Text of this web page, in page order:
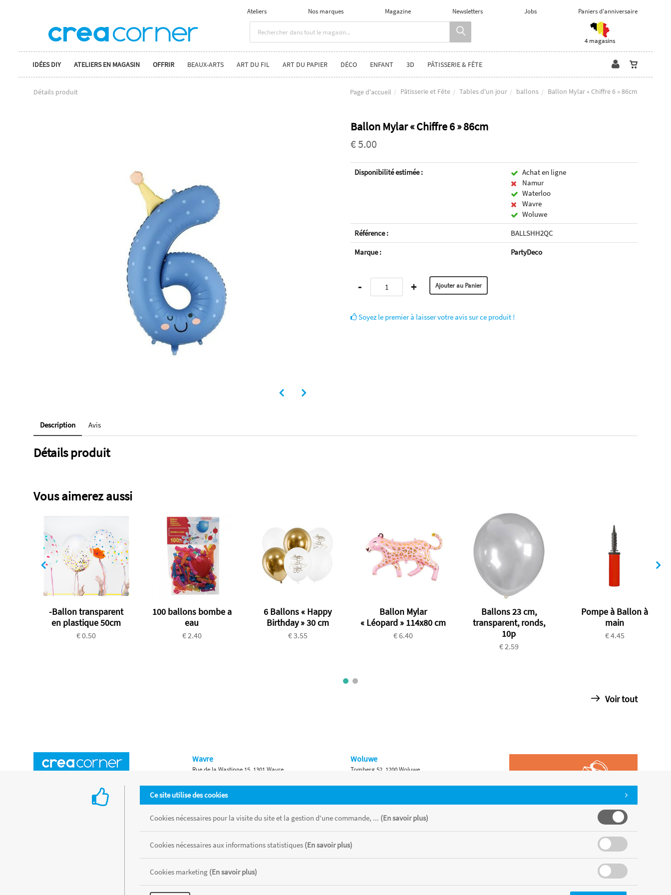
Ateliers Nos marques Magazine Newsletters Jobs Paniers d'anniversaire
4 magasins
IDÉES DIY ATELIERS EN MAGASIN OFFRIR BEAUX-ARTS ART DU FIL ART DU PAPIER DÉCO ENFANT 3D PÂTISSERIE & FÊTE
Détails produit Page d'accueil Pâtisserie et Fête Tables d'un jour ballons Ballon Mylar « Chiffre 6 » 86cm
Ballon Mylar « Chiffre 6 » 86cm
€ 5.00
Disponibilité estimée :
Achat en ligne
Namur
Waterloo
Wavre
Woluwe
Référence :
BALLSHH2QC
Marque :
PartyDeco
- +
Soyez le premier à laisser votre avis sur ce produit !
Description Avis
Détails produit
Vous aimerez aussi
-Ballon transparent
en plastique 50cm
€ 0.50
100 ballons bombe a
eau
€ 2.40
6 Ballons « Happy
Birthday » 30 cm
€ 3.55
Ballon Mylar
« Léopard » 114x80 cm
€ 6.40
Ballons 23 cm,
transparent, ronds,
10p
€ 2.59
Pompe à Ballon à
main
€ 4.45
Voir tout
Ce site utilise des cookies
Cookies nécessaires pour la visite du site et la gestion d'une commande, ... (En savoir plus)
Cookies nécessaires aux informations statistiques (En savoir plus)
Cookies marketing (En savoir plus)
Wavre
Rue de la Wastinne 15, 1301 Wavre
Waterloo
Chaussée de Bruxelles 315, 1410 Waterloo
Woluwe
Tomberg 52, 1200 Woluwe
Namur
Tous les produits sont vendus dans la limite des stocks disponibles de chaque magasin, toutes taxes comprises.